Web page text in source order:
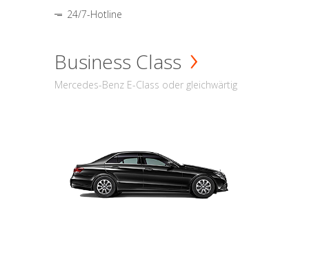
24/7-Hotline
Business Class
Mercedes-Benz E-Class oder gleichwärtig